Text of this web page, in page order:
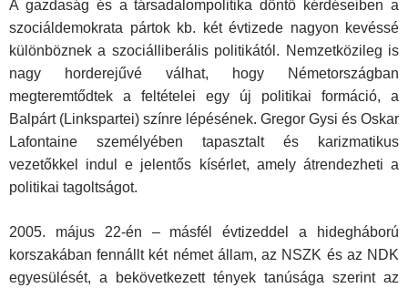
A gazdaság és a társadalompolitika döntő kérdéseiben a
szociáldemokrata pártok kb. két évtizede nagyon kevéssé
különböznek a szociálliberális politikától. Nemzetközileg is
nagy horderejűvé válhat, hogy Németországban
megteremtődtek a feltételei egy új politikai formáció, a
Balpárt (Linkspartei) színre lépésének. Gregor Gysi és Oskar
Lafontaine személyében tapasztalt és karizmatikus
vezetőkkel indul e jelentős kísérlet, amely átrendezheti a
politikai tagoltságot.
2005. május 22-én – másfél évtizeddel a hidegháború
korszakában fennállt két német állam, az NSZK és az NDK
egyesülését, a bekövetkezett tények tanúsága szerint az